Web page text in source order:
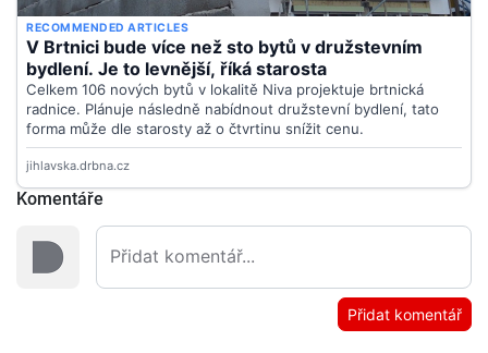
Komentáře
Přidat komentář